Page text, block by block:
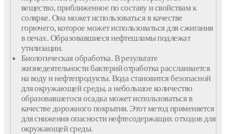
вещество, приближенное по составу и свойствам к
солярке. Она может использоваться в качестве
горючего, которое может использоваться для сжигания
в печах. Образовавшиеся нефтешламы подлежат
утилизации.
Биологическая обработка. В результате
жизнедеятельности бактерий отработка расслаивается
на воду и нефтепродукты. Вода становится безопасной
для окружающей среды, а небольшое количество
образовавшегося осадка может использоваться в
качестве дорожного покрытия. Этот метод применяется
для снижения опасности нефтесодержащих отходов для
окружающей среды.